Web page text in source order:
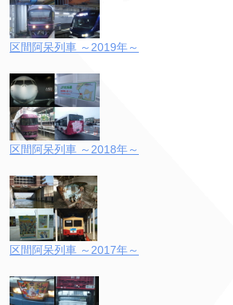
区間阿呆列車 ～2019年～
区間阿呆列車 ～2018年～
区間阿呆列車 ～2017年～